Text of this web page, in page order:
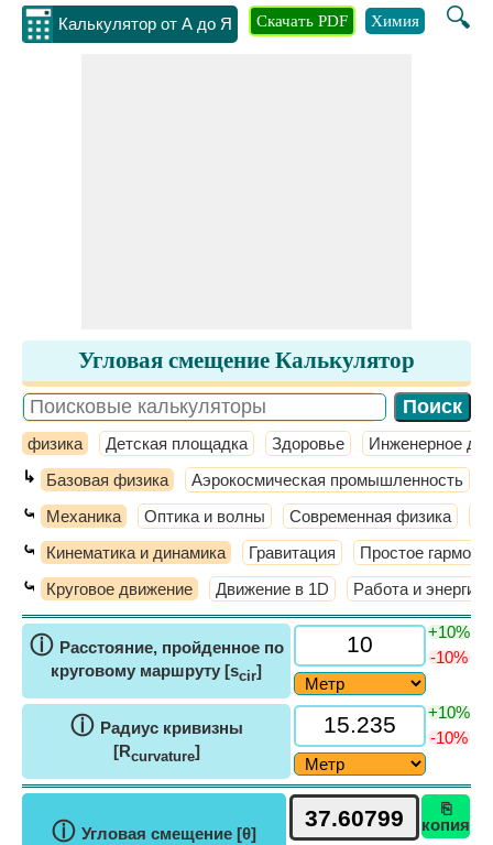
Калькулятор от А до Я 🔍
Скачать PDF Химия
Угловая смещение Калькулятор
физика Детская площадка Здоровье Инженерное
↳ Базовая физика Аэрокосмическая промышленность
⤿ Механика Оптика и волны Современная физика
⤿ Кинематика и динамика Гравитация Простое
⤿ Круговое движение Движение в 1D Работа и энергия
ⓘ Расстояние, пройденное по
круговому маршруту [scir]
+10%
-10%
ⓘ Радиус кривизны
[Rcurvature]
+10%
-10%
ⓘ Угловая смещение [θ]
⎘
копия